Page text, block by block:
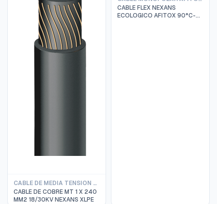
CABLE DE MEDIA TENSION 20/35KV MONOPOLAR NEXANS
CABLE DE COBRE MT 1 X 240
MM2 18/30KV NEXANS XLPE
CABLE FLEX NEXANS
ECOLOGICO AFITOX 90°C-